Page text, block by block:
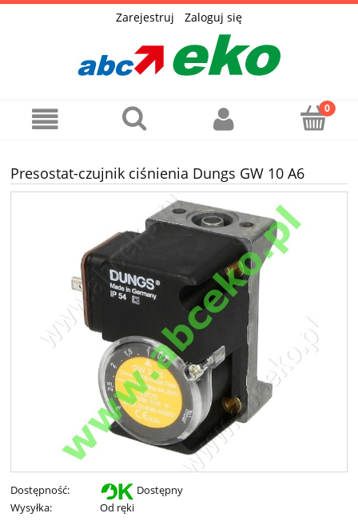
Zarejestruj Zaloguj się
Presostat-czujnik ciśnienia Dungs GW 10 A6
Dostępność:
Dostępny
Wysyłka:
Od ręki